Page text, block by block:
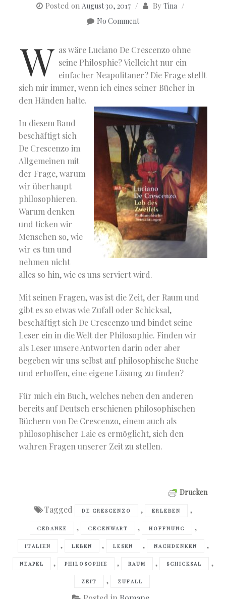
Posted on August 30, 2017 By Tina
No Comment
W as wäre Luciano De Crescenzo ohne
seine Philosphie? Vielleicht nur ein
einfacher Neapolitaner? Die Frage stellt
sich mir immer, wenn ich eines seiner Bücher in
den Händen halte.
In diesem Band
beschäftigt sich
De Crescenzo im
Allgemeinen mit
der Frage, warum
wir überhaupt
philosophieren.
Warum denken
und ticken wir
Menschen so, wie
wir es tun und
nehmen nicht
alles so hin, wie es uns serviert wird.
Mit seinen Fragen, was ist die Zeit, der Raum und
gibt es so etwas wie Zufall oder Schicksal,
beschäftigt sich De Crescenzo und bindet seine
Leser ein in die Welt der Philosophie. Finden wir
als Leser unsere Antworten darin oder aber
begeben wir uns selbst auf philosophische Suche
und erhoffen, eine eigene Lösung zu finden?
Für mich ein Buch, welches neben den anderen
bereits auf Deutsch erschienen philosophischen
Büchern von De Crescenzo, einem auch als
philosophischer Laie es ermöglicht, sich den
wahren Fragen unserer Zeit zu stellen.
Drucken
Tagged DE CRESCENZO , ERLEBEN ,
GEDANKE , GEGENWART , HOFFNUNG ,
ITALIEN , LEBEN , LESEN , NACHDENKEN ,
NEAPEL , PHILOSOPHIE , RAUM , SCHICKSAL ,
ZEIT , ZUFALL